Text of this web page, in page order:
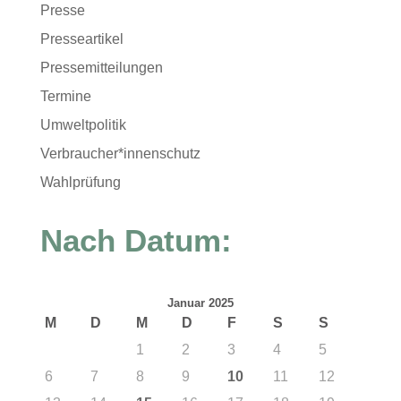
Presse
Presseartikel
Pressemitteilungen
Termine
Umweltpolitik
Verbraucher*innenschutz
Wahlprüfung
Nach Datum:
Januar 2025
M D M D F S
S
1
2 3 4
5
6
7 8 9 10 11
12